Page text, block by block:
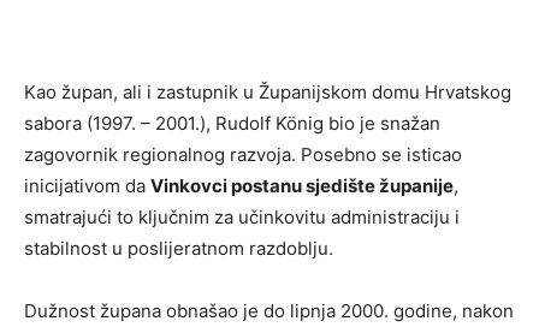
Kao župan, ali i zastupnik u Županijskom domu Hrvatskog
sabora (1997. – 2001.), Rudolf König bio je snažan
zagovornik regionalnog razvoja. Posebno se isticao
inicijativom da Vinkovci postanu sjedište županije,
smatrajući to ključnim za učinkovitu administraciju i
stabilnost u poslijeratnom razdoblju.
Dužnost župana obnašao je do lipnja 2000. godine, nakon